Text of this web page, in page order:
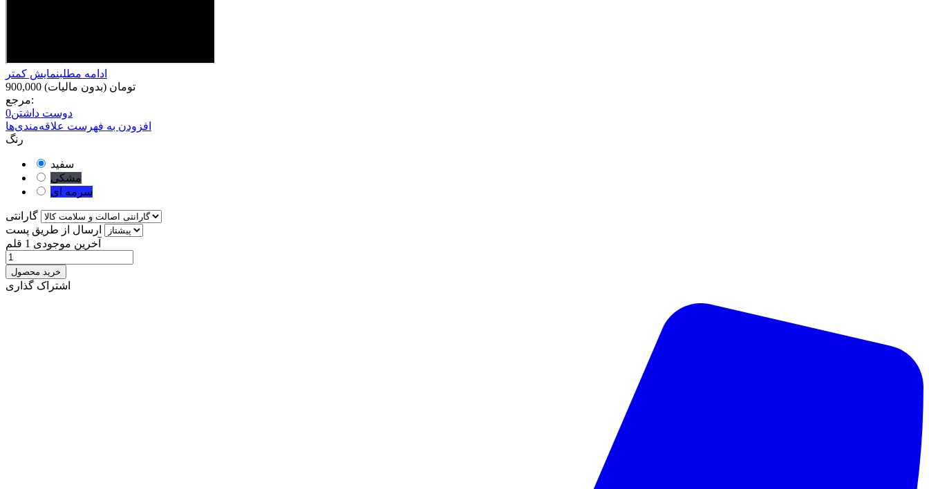
ادامه مطلبنمایش کمتر
900,000 تومان (بدون مالیات)
مرجع:
دوست داشتن0
افزودن به فهرست علاقه‌مندی‌ها
رنگ
سفید
مشکی
سرمه ای
گارانتی
ارسال از طریق پست
آخرین موجودی 1 قلم
خرید محصول
اشتراک گذاری